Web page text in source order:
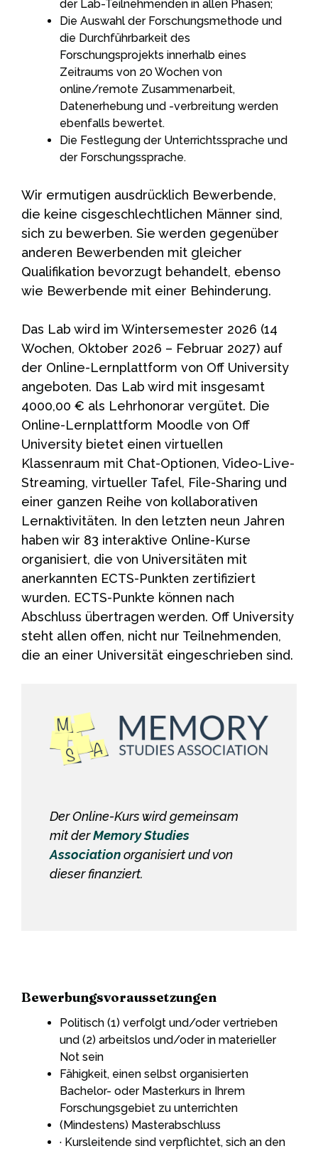
der Lab-Teilnehmenden in allen Phasen;
Die Auswahl der Forschungsmethode und
die Durchführbarkeit des
Forschungsprojekts innerhalb eines
Zeitraums von 20 Wochen von
online/remote Zusammenarbeit,
Datenerhebung und -verbreitung werden
ebenfalls bewertet.
Die Festlegung der Unterrichtssprache und
der Forschungssprache.
Wir ermutigen ausdrücklich Bewerbende,
die keine cisgeschlechtlichen Männer sind,
sich zu bewerben. Sie werden gegenüber
anderen Bewerbenden mit gleicher
Qualifikation bevorzugt behandelt, ebenso
wie Bewerbende mit einer Behinderung.
Das Lab wird im Wintersemester 2026 (14
Wochen, Oktober 2026 – Februar 2027) auf
der Online-Lernplattform von Off University
angeboten. Das Lab wird mit insgesamt
4000,00 € als Lehrhonorar vergütet. Die
Online-Lernplattform Moodle von Off
University bietet einen virtuellen
Klassenraum mit Chat-Optionen, Video-Live-
Streaming, virtueller Tafel, File-Sharing und
einer ganzen Reihe von kollaborativen
Lernaktivitäten. In den letzten neun Jahren
haben wir 83 interaktive Online-Kurse
organisiert, die von Universitäten mit
anerkannten ECTS-Punkten zertifiziert
wurden. ECTS-Punkte können nach
Abschluss übertragen werden. Off University
steht allen offen, nicht nur Teilnehmenden,
die an einer Universität eingeschrieben sind.
Der Online-Kurs wird gemeinsam
mit derMemory Studies
Associationorganisiert und von
dieser finanziert.
Bewerbungsvoraussetzungen
Politisch (1) verfolgt und/oder vertrieben
und (2) arbeitslos und/oder in materieller
Not sein
Fähigkeit, einen selbst organisierten
Bachelor- oder Masterkurs in Ihrem
Forschungsgebiet zu unterrichten
(Mindestens) Masterabschluss
· Kursleitende sind verpflichtet, sich an den